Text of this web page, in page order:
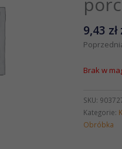
9,43 zł
Brak w
SKU:
Kategorie:
Obróbka